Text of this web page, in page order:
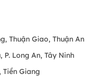
biệt nhẹ nhàng
của sự tinh
đầu vĩnh cửu
cho sự cao quý,
Thuận Giao, Thuận An
P. Long An, Tây Ninh
Tiền Giang